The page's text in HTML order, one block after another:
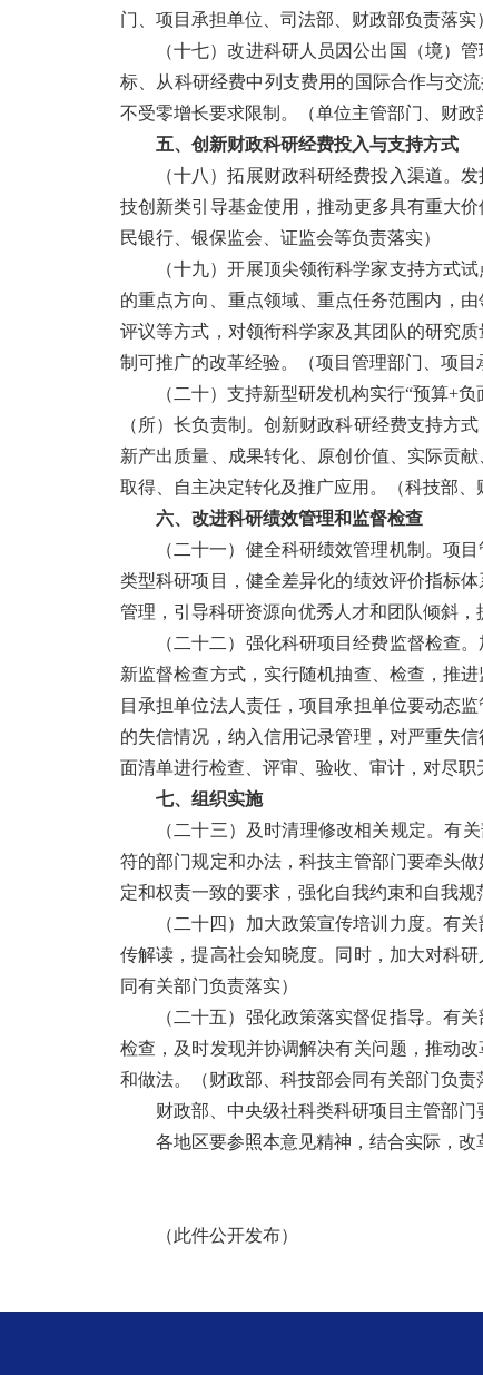
门、项目承担单位、司法部、财政部负责落实
（十七）改进科研人员因公出国（境）管
标、从科研经费中列支费用的国际合作与交
不受零增长要求限制。
（单位主管部门、财政
五、创新财政科研经费投入与支持方式
（十八）拓展财政科研经费投入渠道。 发
技创新类引导基金使用，推动更多具有重大
民银行、银保监会、证监会等负责落实）
（十九）开展顶尖领衔科学家支持方式试
的重点方向、重点领域、重点任务范围内，
评议等方式，对领衔科学家及其团队的研究
制可推广的改革经验。
（项目管理部门、项目
（二十）支持新型研发机构实行“预算+
（所）长负责制。创新财政科研经费支持方
新产出质量、成果转化、原创价值、实际贡
取得、自主决定转化及推广应用。
（科技部
六、改进科研绩效管理和监督检查
（二十一）健全科研绩效管理机制。 项目
类型科研项目，健全差异化的绩效评价指标
管理，引导科研资源向优秀人才和团队倾斜，
（二十二）强化科研项目经费监督检查。
新监督检查方式，实行随机抽查、检查，推
目承担单位法人责任，项目承担单位要动态
的失信情况，纳入信用记录管理，对严重失
面清单进行检查、评审、验收、审计，对尽职
七、组织实施
（二十三）及时清理修改相关规定。有
符的部门规定和办法，科技主管部门要牵头
定和权责一致的要求，强化自我约束和自我
（二十四）加大政策宣传培训力度。 有关
传解读，提高社会知晓度。同时，加大对科
同有关部门负责落实）
（二十五）强化政策落实督促指导。 有关
检查，及时发现并协调解决有关问题，推动
和做法。
（财政部、科技部会同有关部门负责
财政部、中央级社科类科研项目主管部
各地区要参照本意见精神，结合实际，改
（此件公开发布）